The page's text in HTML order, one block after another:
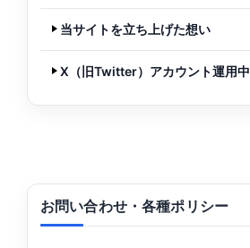
当サイトを立ち上げた想い
X（旧Twitter）アカウント運用中
お問い合わせ・各種ポリシー